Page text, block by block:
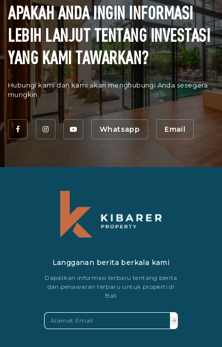
APAKAH ANDA INGIN INFORMASI
LEBIH LANJUT TENTANG INVESTASI
YANG KAMI TAWARKAN?
Hubungi kami dan kami akan menghubungi Anda sesegera
mungkin.
Whatsapp Email
Langganan berita berkala kami
Dapatkan informasi terbaru tentang berita
dan penawaran terbaru untuk properti di
Bali